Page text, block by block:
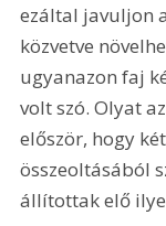
ezáltal javuljon
közvetve
ugyanazon faj
volt szó. Olyat
először, hogy
összeoltásából
állítottak elő